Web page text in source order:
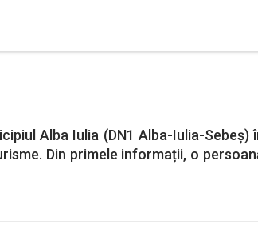
Alba Iulia (DN1 Alba-Iulia-Sebeș)
Din primele informații, o